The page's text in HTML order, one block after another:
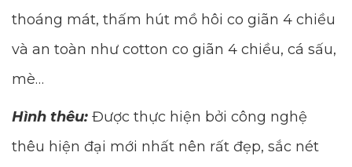
thoáng mát, thấm hút mồ hôi co giãn 4 chiều
và an toàn như cotton co giãn 4 chiều, cá sấu,
mè…
Hình thêu: Được thực hiện bởi công nghệ
thêu hiện đại mới nhất nên rất đẹp, sắc nét